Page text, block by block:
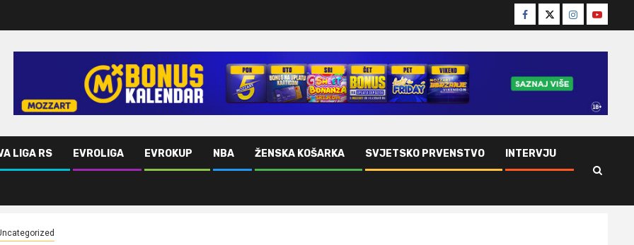
Facebook
TwitterInstagram
Youtube
LIGA RS EVROLIGA EVROKUP NBA ŽENSKA KOŠARKA SVJETSKO PRVENSTVO INTERVJU